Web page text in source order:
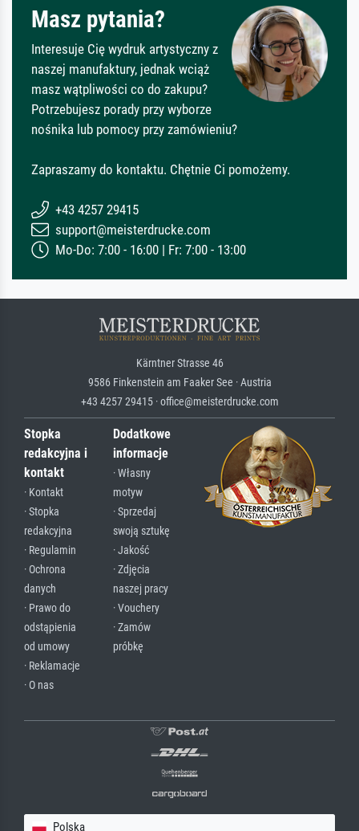
Masz pytania?
Interesuje Cię wydruk artystyczny z
naszej manufaktury, jednak wciąż
masz wątpliwości co do zakupu?
Potrzebujesz porady przy wyborze
nośnika lub pomocy przy zamówieniu?
Zapraszamy do kontaktu. Chętnie Ci pomożemy.
+43 4257 29415
support@meisterdrucke.com
Mo-Do: 7:00 - 16:00 | Fr: 7:00 - 13:00
Kärntner Strasse 46
9586 Finkenstein am Faaker See · Austria
+43 4257 29415 · office@meisterdrucke.com
Stopka
redakcyjna i
kontakt
· Kontakt
· Stopka
redakcyjna
· Regulamin
· Ochrona
danych
· Prawo do
odstąpienia
od umowy
· Reklamacje
· O nas
Dodatkowe
informacje
· Własny
motyw
· Sprzedaj
swoją sztukę
· Jakość
· Zdjęcia
naszej pracy
· Vouchery
· Zamów
próbkę
Polska